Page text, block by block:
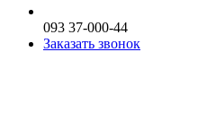
093 37-000-44
Заказать звонок